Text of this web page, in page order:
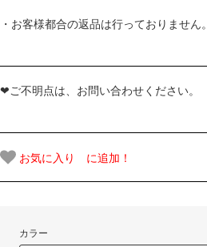
・お客様都合の返品は行っておりません。
❤ご不明点は、お問い合わせください。
お気に入り に追加！
カラー